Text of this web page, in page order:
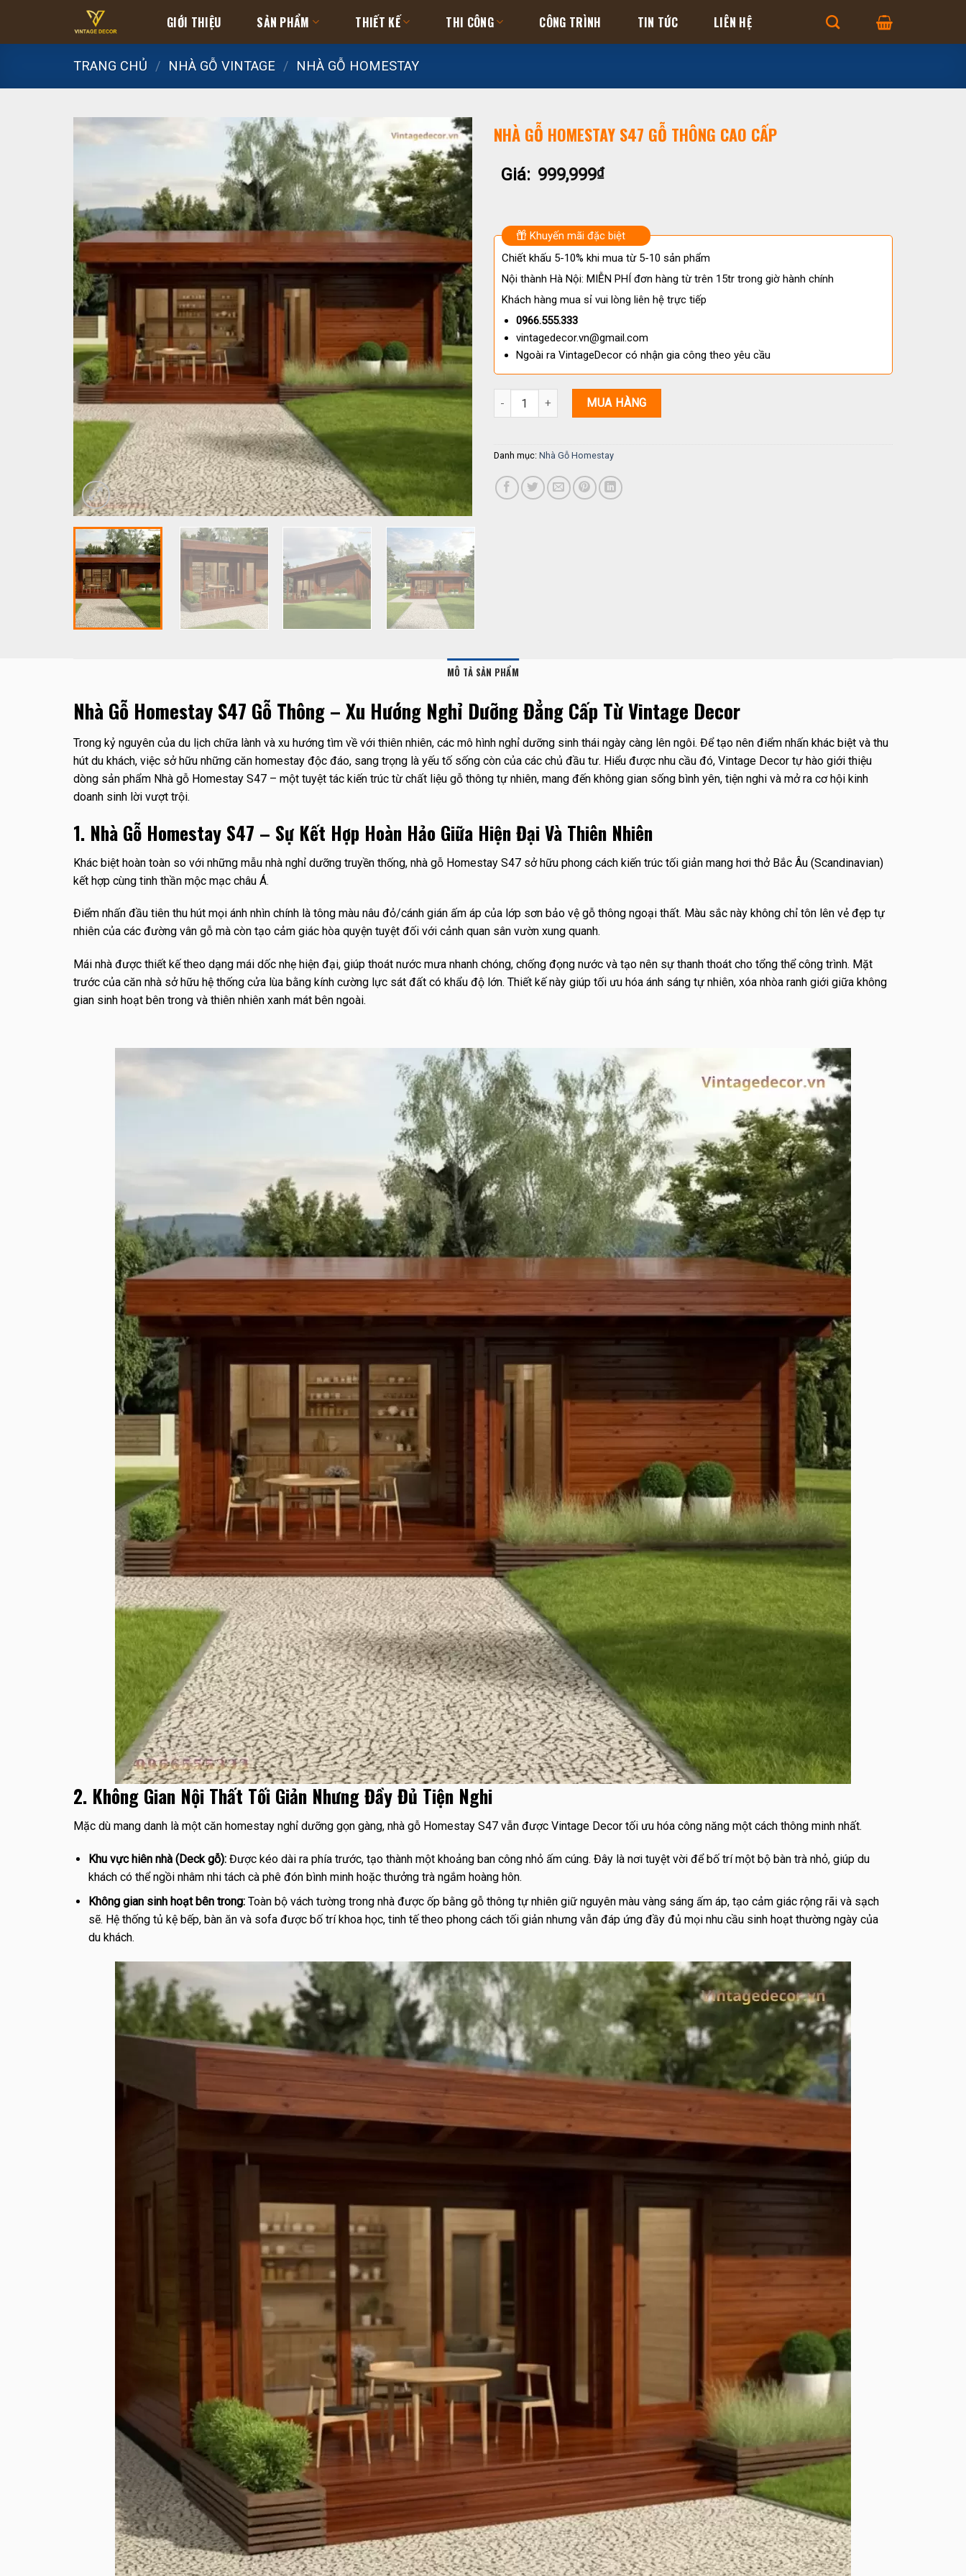
content
GIỚI THIỆU SẢN PHẨM THIẾT KẾ THI CÔNG CÔNG TRÌNH TIN TỨC LIÊN HỆ
TRANG CHỦ / NHÀ GỖ VINTAGE / NHÀ GỖ HOMESTAY
NHÀ GỖ HOMESTAY S47 GỖ THÔNG CAO CẤP
Giá: 999,999₫
Khuyến mãi đặc biệt
Chiết khấu 5-10% khi mua từ 5-10 sản phẩm
Nội thành Hà Nội: MIỄN PHÍ đơn hàng từ trên 15tr trong giờ hành chính
Khách hàng mua sỉ vui lòng liên hệ trực tiếp
0966.555.333
vintagedecor.vn@gmail.com
Ngoài ra VintageDecor có nhận gia công theo yêu cầu
Nhà Gỗ Homestay S47 Gỗ Thông Cao Cấp số lượng
MUA HÀNG
Danh mục: Nhà Gỗ Homestay
MÔ TẢ SẢN PHẨM
Nhà Gỗ Homestay S47 Gỗ Thông – Xu Hướng Nghỉ Dưỡng Đẳng Cấp Từ Vintage Decor
Trong kỷ nguyên của du lịch chữa lành và xu hướng tìm về với thiên nhiên, các mô hình nghỉ dưỡng sinh thái ngày càng lên ngôi. Để tạo nên điểm nhấn khác biệt và thu
hút du khách, việc sở hữu những căn homestay độc đáo, sang trọng là yếu tố sống còn của các chủ đầu tư. Hiểu được nhu cầu đó, Vintage Decor tự hào giới thiệu
dòng sản phẩm Nhà gỗ Homestay S47 – một tuyệt tác kiến trúc từ chất liệu gỗ thông tự nhiên, mang đến không gian sống bình yên, tiện nghi và mở ra cơ hội kinh
doanh sinh lời vượt trội.
1. Nhà Gỗ Homestay S47 – Sự Kết Hợp Hoàn Hảo Giữa Hiện Đại Và Thiên Nhiên
Khác biệt hoàn toàn so với những mẫu nhà nghỉ dưỡng truyền thống, nhà gỗ Homestay S47 sở hữu phong cách kiến trúc tối giản mang hơi thở Bắc Âu (Scandinavian)
kết hợp cùng tinh thần mộc mạc châu Á.
Điểm nhấn đầu tiên thu hút mọi ánh nhìn chính là tông màu nâu đỏ/cánh gián ấm áp của lớp sơn bảo vệ gỗ thông ngoại thất. Màu sắc này không chỉ tôn lên vẻ đẹp tự
nhiên của các đường vân gỗ mà còn tạo cảm giác hòa quyện tuyệt đối với cảnh quan sân vườn xung quanh.
Mái nhà được thiết kế theo dạng mái dốc nhẹ hiện đại, giúp thoát nước mưa nhanh chóng, chống đọng nước và tạo nên sự thanh thoát cho tổng thể công trình. Mặt
trước của căn nhà sở hữu hệ thống cửa lùa bằng kính cường lực sát đất có khẩu độ lớn. Thiết kế này giúp tối ưu hóa ánh sáng tự nhiên, xóa nhòa ranh giới giữa không
gian sinh hoạt bên trong và thiên nhiên xanh mát bên ngoài.
2. Không Gian Nội Thất Tối Giản Nhưng Đầy Đủ Tiện Nghi
Mặc dù mang danh là một căn homestay nghỉ dưỡng gọn gàng, nhà gỗ Homestay S47 vẫn được Vintage Decor tối ưu hóa công năng một cách thông minh nhất.
Khu vực hiên nhà (Deck gỗ):Được kéo dài ra phía trước, tạo thành một khoảng ban công nhỏ ấm cúng. Đây là nơi tuyệt vời để bố trí một bộ bàn trà nhỏ, giúp du
khách có thể ngồi nhâm nhi tách cà phê đón bình minh hoặc thưởng trà ngắm hoàng hôn.
Không gian sinh hoạt bên trong:Toàn bộ vách tường trong nhà được ốp bằng gỗ thông tự nhiên giữ nguyên màu vàng sáng ấm áp, tạo cảm giác rộng rãi và sạch
sẽ. Hệ thống tủ kệ bếp, bàn ăn và sofa được bố trí khoa học, tinh tế theo phong cách tối giản nhưng vẫn đáp ứng đầy đủ mọi nhu cầu sinh hoạt thường ngày của
du khách.